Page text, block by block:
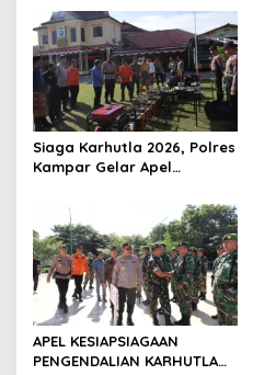
Pekanbaru Bersama Dinas
Lingkungan Hidup Kota
Pekanbaru dan Tim Pakar
Siaga Karhutla 2026, Polres
Kampar Gelar Apel
Terkait
APEL KESIAPSIAGAAN
PENGENDALIAN KARHUTLA